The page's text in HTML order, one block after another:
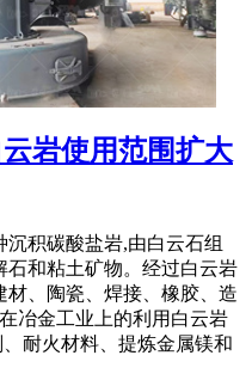
岩使用范围扩大
积碳酸盐岩,由白云石组
石和粘土矿物。经过白云岩
材、陶瓷、焊接、橡胶、造
冶金工业上的利用白云岩
耐火材料、提炼金属镁和